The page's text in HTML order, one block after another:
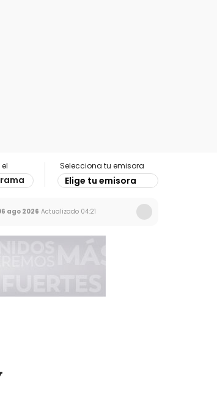
Selecciona tu emisora
Elige tu emisora
ago 2026 Actualizado 04:21